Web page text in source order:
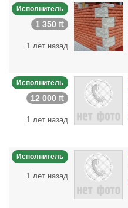
Исполнитель
1 350 ₶
1 лет назад
Исполнитель
12 000 ₶
1 лет назад
Исполнитель
1 лет назад